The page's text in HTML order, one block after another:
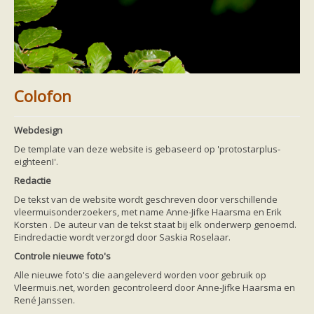
Vleermuis gevonden
Vanginstructie
Hulp per email
Hulp per provincie
Drenthe
Noord-Brabant
Noord-Holland
Zeeland
Zuid-Holland
Vleermuizen en ziektes
Bescherming
Soortbescherming
Gebiedsbescherming
Hulp bij bouwplannen en bomenkap
Vleermuisprotocol
Knelpunten in vleermuisbescherming
Vleermuis advies en onderzoekbureaus
Home Ecologie en soorten
Bosvleermuis
Footer Over ons
Colofon
Webdesign
De template van deze website is gebaseerd op 'protostarplus-
eighteenI'.
Redactie
De tekst van de website wordt geschreven door verschillende
vleermuisonderzoekers, met name Anne-Jifke Haarsma en Erik
Korsten . De auteur van de tekst staat bij elk onderwerp genoemd.
Eindredactie wordt verzorgd door Saskia Roselaar.
Controle nieuwe foto's
Alle nieuwe foto's die aangeleverd worden voor gebruik op
Vleermuis.net, worden gecontroleerd door Anne-Jifke Haarsma en
René Janssen.